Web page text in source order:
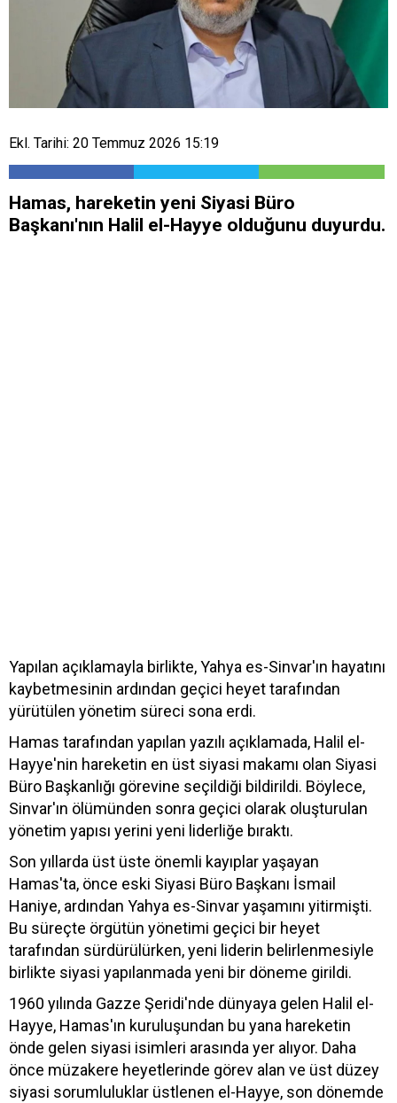
Ekl. Tarihi: 20 Temmuz 2026 15:19
Hamas, hareketin yeni Siyasi Büro
Başkanı'nın Halil el-Hayye olduğunu duyurdu.
Yapılan açıklamayla birlikte, Yahya es-Sinvar'ın hayatını
kaybetmesinin ardından geçici heyet tarafından
yürütülen yönetim süreci sona erdi.
Hamas tarafından yapılan yazılı açıklamada, Halil el-
Hayye'nin hareketin en üst siyasi makamı olan Siyasi
Büro Başkanlığı görevine seçildiği bildirildi. Böylece,
Sinvar'ın ölümünden sonra geçici olarak oluşturulan
yönetim yapısı yerini yeni liderliğe bıraktı.
Son yıllarda üst üste önemli kayıplar yaşayan
Hamas'ta, önce eski Siyasi Büro Başkanı İsmail
Haniye, ardından Yahya es-Sinvar yaşamını yitirmişti.
Bu süreçte örgütün yönetimi geçici bir heyet
tarafından sürdürülürken, yeni liderin belirlenmesiyle
birlikte siyasi yapılanmada yeni bir döneme girildi.
1960 yılında Gazze Şeridi'nde dünyaya gelen Halil el-
Hayye, Hamas'ın kuruluşundan bu yana hareketin
önde gelen siyasi isimleri arasında yer alıyor. Daha
önce müzakere heyetlerinde görev alan ve üst düzey
siyasi sorumluluklar üstlenen el-Hayye, son dönemde